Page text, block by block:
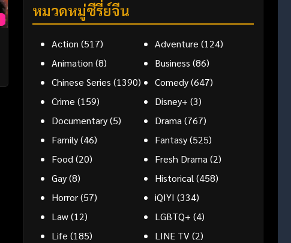
หมวดหมู่ซีรี่ย์จีน
Action (517) Adventure (124)
Animation (8) Business (86)
Chinese Series (1390) Comedy(647)
Crime (159) Disney+ (3)
Documentary(5) Drama(767)
Family(46) Fantasy(525)
Food(20) Fresh Drama(2)
Gay(8) Historical(458)
Horror(57) iQIYI (334)
Law(12) LGBTQ+ (4)
Life (185) LINE TV(2)